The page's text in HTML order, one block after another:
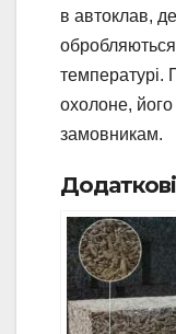
в автоклав,
температурі.
охолоне, його
замовникам.